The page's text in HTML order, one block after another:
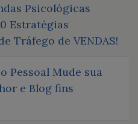
Psicológicas
Estratégias
Tráfego de VENDAS!
Pessoal Mude sua
e Blog fins